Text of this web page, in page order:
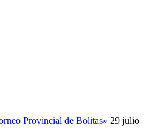
Provincial de Bolitas» 29 julio